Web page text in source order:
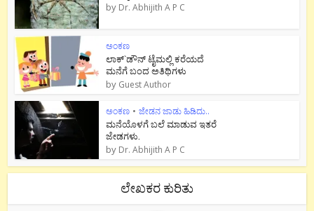
by Dr. Abhijith A P C
ಅಂಕಣ
ಲಾಕ್`ಡೌನ್ ಟೈಮಲ್ಲಿ ಕರೆಯದೆ
ಮನೆಗೆ ಬಂದ ಅತಿಥಿಗಳು
by Guest Author
ಅಂಕಣ • ಜೇಡನ ಜಾಡು ಹಿಡಿದು..
ಮನೆಯೊಳಗೆ ಬಲೆ ಮಾಡುವ ಇತರೆ
ಜೇಡಗಳು.
by Dr. Abhijith A P C
ಲೇಖಕರ ಕುರಿತು